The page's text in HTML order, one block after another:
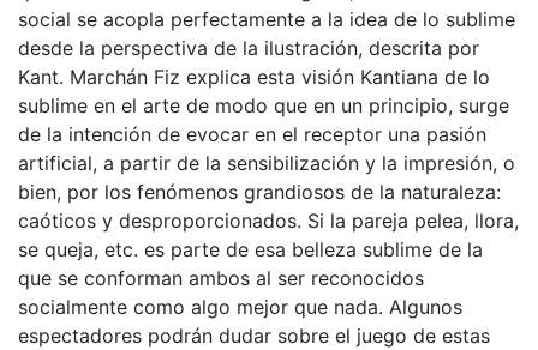
social se acopla perfectamente a la idea de lo sublime
desde la perspectiva de la ilustración, descrita por
Kant. Marchán Fiz explica esta visión Kantiana de lo
sublime en el arte de modo que en un principio, surge
de la intención de evocar en el receptor una pasión
artificial, a partir de la sensibilización y la impresión, o
bien, por los fenómenos grandiosos de la naturaleza:
caóticos y desproporcionados. Si la pareja pelea, llora,
se queja, etc. es parte de esa belleza sublime de la
que se conforman ambos al ser reconocidos
socialmente como algo mejor que nada. Algunos
espectadores podrán dudar sobre el juego de estas